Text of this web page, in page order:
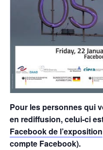
Pour les personnes qui
en rediffusion, celui-ci
Facebook de l’exposition
compte Facebook).